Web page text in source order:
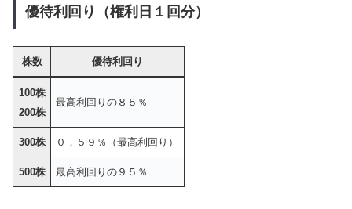
優待利回り（権利日１回分）
株数 優待利回り
100株
200株
最高利回りの８５％
300株 ０．５９％（最高利回り）
500株 最高利回りの９５％